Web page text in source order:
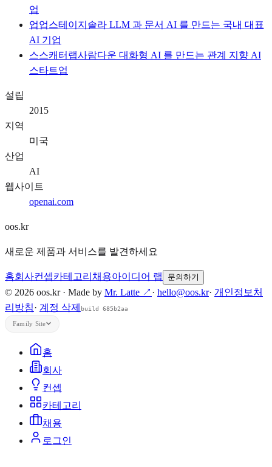
업
업업스테이지 솔라 LLM 과 문서 AI 를 만드는 국내 대표
AI 기업
스스캐터랩사람다운 대화형 AI 를 만드는 관계 지향 AI
스타트업
설립
2015
지역
미국
산업
AI
웹사이트
openai.com
oos.kr
새로운 제품과 서비스를 발견하세요
홈회사컨셉카테고리 채용아이디어 랩 문의하기
© 2026 oos.kr · Made by Mr. Latte ↗ · hello@oos.kr· 개인정보처
리방침· 계정 삭제 build 685b2aa
Family Site
홈
회사
컨셉
카테고리
채용
로그인